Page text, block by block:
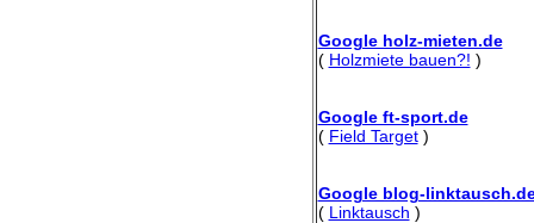
Google holz-mieten.de
( Holzmiete bauen?! )
Google ft-sport.de
( Field Target)
Google blog-
( Linktausch )